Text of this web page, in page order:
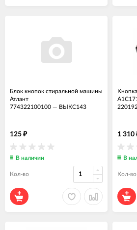
Блок кнопок стиральной машины
Атлант
774322100100 — ВЫКС143
125 ₽
В наличии
Кол-во
1 310
В
Кол-во